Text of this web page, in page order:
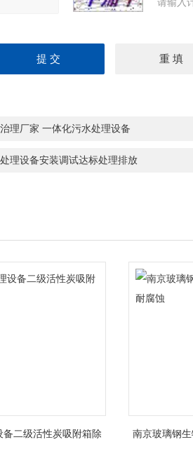
理厂家 一体化污水处理设备
理设备安装调试达标处理排放
二级活性炭吸附箱除
南京玻璃钢